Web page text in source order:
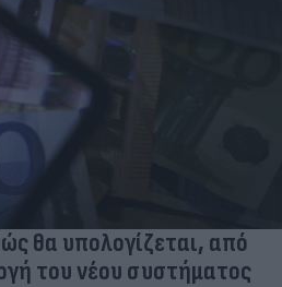
θα υπολογίζεται, από
του νέου συστήματος